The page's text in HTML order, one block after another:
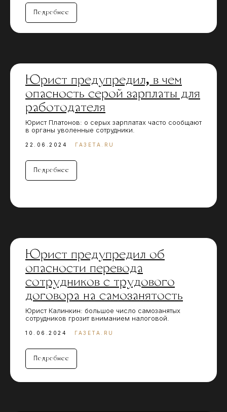
Подробнее
Юрист предупредил, в чем
опасность серой зарплаты для
работодателя
Юрист Платонов: о серых зарплатах часто сообщают
в органы уволенные сотрудники.
22.06.2024 ГАЗЕТА.RU
Подробнее
Юрист предупредил об
опасности перевода
сотрудников с трудового
договора на самозанятость
Юрист Калинкин: большое число самозанятых
сотрудников грозит вниманием налоговой.
10.06.2024 ГАЗЕТА.RU
Подробнее